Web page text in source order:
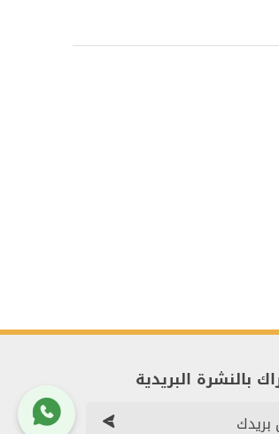
بالنشرة البريدية